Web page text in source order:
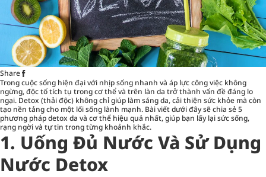
Share
Trong cuộc sống hiện đại với nhịp sống nhanh và áp lực công việc không
ngừng, độc tố tích tụ trong cơ thể và trên làn da trở thành vấn đề đáng lo
ngại. Detox (thải độc) không chỉ giúp làm sáng da, cải thiện sức khỏe mà còn
tạo nền tảng cho một lối sống lành mạnh. Bài viết dưới đây sẽ chia sẻ 5
phương pháp detox da và cơ thể hiệu quả nhất, giúp bạn lấy lại sức sống,
rạng ngời và tự tin trong từng khoảnh khắc.
1. Uống Đủ Nước Và Sử Dụng
Nước Detox